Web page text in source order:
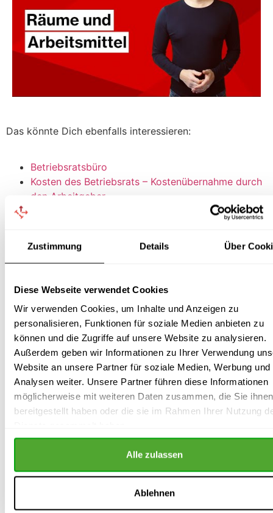
Zustimmung Details Über
Diese Webseite verwendet Cookies
Wir verwenden Cookies, um Inhalte und Anzeigen zu
personalisieren, Funktionen für soziale Medien anbieten zu
können und die Zugriffe auf unsere Website zu analysieren.
Außerdem geben wir Informationen zu Ihrer Verwendung
Website an unsere Partner für soziale Medien, Werbung und
Analysen weiter. Unsere Partner führen diese Informationen
möglicherweise mit weiteren Daten zusammen, die Sie ihnen
bereitgestellt haben oder die sie im Rahmen Ihrer Nutzung
Alle zulassen
Ablehnen
Das könnte Dich ebenfalls interessieren:
Betriebsratsbüro
Kosten des Betriebsrats – Kostenübernahme durch
den Arbeitgeber
Muster: Aufforderung an Arbeitgeber, ein
Betriebsratsbüro zur Verfügung zu stellen
Kosten und Sachaufwand des Betriebsrats
Die neuesten Betriebsrat Videos von unserem YouTube-
Kanal:
Load More...